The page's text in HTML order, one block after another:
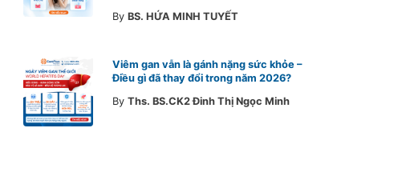
ByBS. HỨA MINH TUYẾT
Viêm gan vẫn là gánh nặng sức khỏe –
Điều gì đã thay đổi trong năm 2026?
ByThs. BS.CK2 Đinh Thị Ngọc Minh